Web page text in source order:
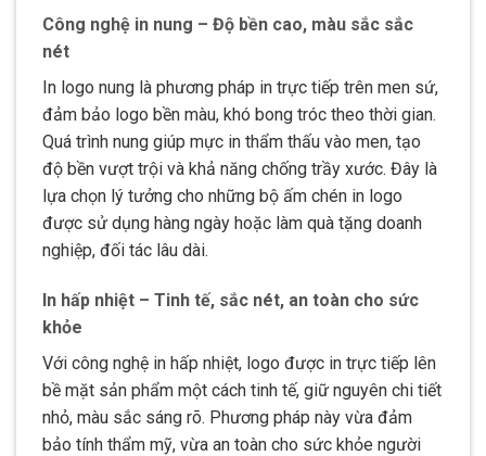
Công nghệ in nung – Độ bền cao, màu sắc sắc
nét
In logo nung là phương pháp in trực tiếp trên men sứ,
đảm bảo logo bền màu, khó bong tróc theo thời gian.
Quá trình nung giúp mực in thẩm thấu vào men, tạo
độ bền vượt trội và khả năng chống trầy xước. Đây là
lựa chọn lý tưởng cho những bộ ấm chén in logo
được sử dụng hàng ngày hoặc làm quà tặng doanh
nghiệp, đối tác lâu dài.
In hấp nhiệt – Tinh tế, sắc nét, an toàn cho sức
khỏe
Với công nghệ in hấp nhiệt, logo được in trực tiếp lên
bề mặt sản phẩm một cách tinh tế, giữ nguyên chi tiết
nhỏ, màu sắc sáng rõ. Phương pháp này vừa đảm
bảo tính thẩm mỹ, vừa an toàn cho sức khỏe người